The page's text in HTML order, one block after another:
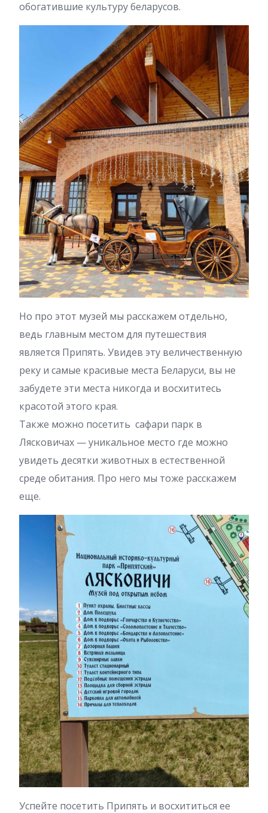
обогатившие культуру беларусов.
Но про этот музей мы расскажем отдельно,
ведь главным местом для путешествия
является Припять. Увидев эту величественную
реку и самые красивые места Беларуси, вы не
забудете эти места никогда и восхититесь
красотой этого края.
Также можно посетить сафари парк в
Лясковичах — уникальное место где можно
увидеть десятки животных в естественной
среде обитания. Про него мы тоже расскажем
еще.
Успейте посетить Припять и восхититься ее